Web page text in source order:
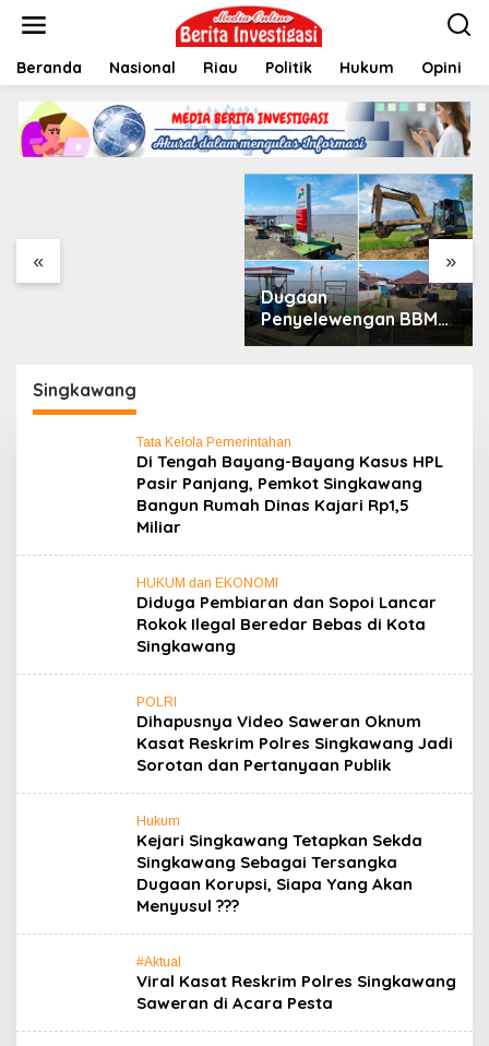
t
Beranda Nasional Riau Politik Hukum Opini
« »
Dukung Ketahanan
Pangan Nasional,
Kendalikan Hama
Dugaan
Penyelewengan BBM
Satu Harga di Pulau
Singkawang
Tata Kelola Pemerintahan
Di Tengah Bayang-Bayang Kasus HPL
Pasir Panjang, Pemkot Singkawang
Bangun Rumah Dinas Kajari Rp1,5
Miliar
HUKUM dan EKONOMI
Diduga Pembiaran dan Sopoi Lancar
Rokok Ilegal Beredar Bebas di Kota
Singkawang
POLRI
Dihapusnya Video Saweran Oknum
Kasat Reskrim Polres Singkawang Jadi
Sorotan dan Pertanyaan Publik
Hukum
Kejari Singkawang Tetapkan Sekda
Singkawang Sebagai Tersangka
Dugaan Korupsi, Siapa Yang Akan
Menyusul ???
#Aktual
Viral Kasat Reskrim Polres Singkawang
Saweran di Acara Pesta